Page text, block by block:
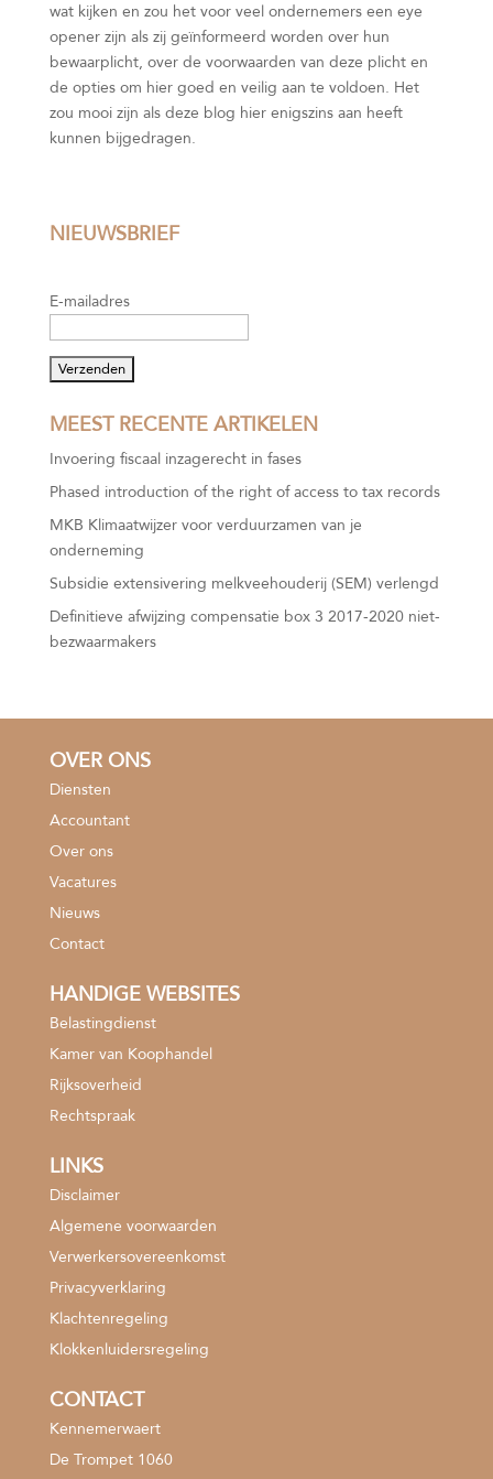
wat kijken en zou het voor veel ondernemers een eye
opener zijn als zij geïnformeerd worden over hun
bewaarplicht, over de voorwaarden van deze plicht en
de opties om hier goed en veilig aan te voldoen. Het
zou mooi zijn als deze blog hier enigszins aan heeft
kunnen bijgedragen.
NIEUWSBRIEF
E-mailadres
MEEST RECENTE ARTIKELEN
Invoering fiscaal inzagerecht in fases
Phased introduction of the right of access to tax records
MKB Klimaatwijzer voor verduurzamen van je
onderneming
Subsidie extensivering melkveehouderij (SEM) verlengd
Definitieve afwijzing compensatie box 3 2017-2020 niet-
bezwaarmakers
OVER ONS
Diensten
Accountant
Over ons
Vacatures
Nieuws
Contact
HANDIGE WEBSITES
Belastingdienst
Kamer van Koophandel
Rijksoverheid
Rechtspraak
LINKS
Disclaimer
Algemene voorwaarden
Verwerkersovereenkomst
Privacyverklaring
Klachtenregeling
Klokkenluidersregeling
CONTACT
Kennemerwaert
De Trompet 1060